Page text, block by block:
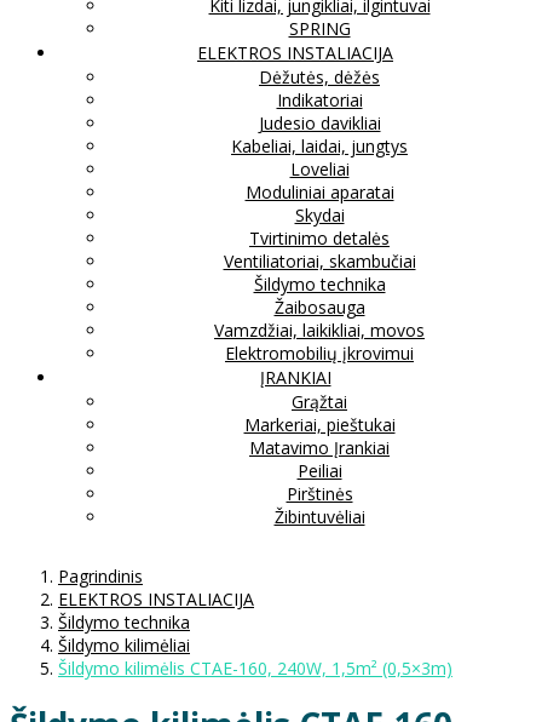
Kiti lizdai, jungikliai, ilgintuvai
SPRING
ELEKTROS INSTALIACIJA
Dėžutės, dėžės
Indikatoriai
Judesio davikliai
Kabeliai, laidai, jungtys
Loveliai
Moduliniai aparatai
Skydai
Tvirtinimo detalės
Ventiliatoriai, skambučiai
Šildymo technika
Žaibosauga
Vamzdžiai, laikikliai, movos
Elektromobilių įkrovimui
ĮRANKIAI
Grąžtai
Markeriai, pieštukai
Matavimo Įrankiai
Peiliai
Pirštinės
Žibintuvėliai
Pagrindinis
ELEKTROS INSTALIACIJA
Šildymo technika
Šildymo kilimėliai
Šildymo kilimėlis CTAE-160, 240W, 1,5m² (0,5×3m)